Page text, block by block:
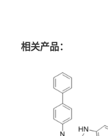
相关产品：